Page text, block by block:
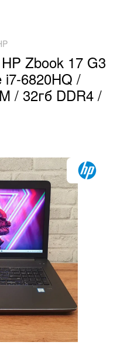
Zbook 17 G3
i7-6820HQ /
/ 32гб DDR4 /